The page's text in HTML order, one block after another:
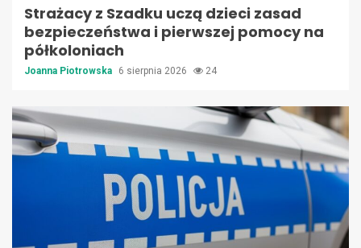
Strażacy z Szadku uczą dzieci zasad
bezpieczeństwa i pierwszej pomocy na
półkoloniach
Joanna Piotrowska 6 sierpnia 2026 24